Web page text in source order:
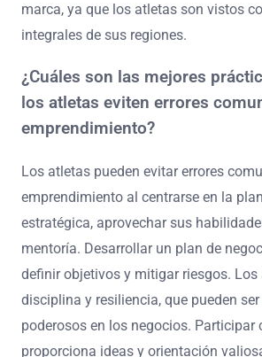
marca, ya que los atletas son vistos
integrales de sus regiones.
¿Cuáles son las mejores
los atletas eviten errores
emprendimiento?
Los atletas pueden evitar errores
emprendimiento al centrarse en la
estratégica, aprovechar sus
mentoría. Desarrollar un plan de
definir objetivos y mitigar riesgos. Los
disciplina y resiliencia, que pueden
poderosos en los negocios. Participar
proporciona ideas y orientación